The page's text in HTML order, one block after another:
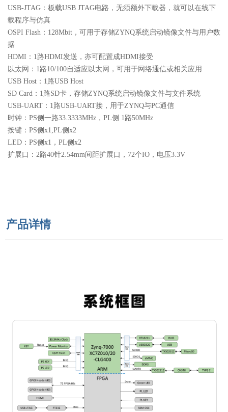
USB-JTAG：板载USB JTAG电路，无须额外下载器，就可以在线下
载程序与仿真
OSPI Flash：128Mbit，可用于存储ZYNQ系统启动镜像文件与用户数
据
HDMI：1路HDMI发送，亦可配置成HDMI接受
以太网：1路10/100自适应以太网，可用于网络通信或相关应用
USB Host：1路USB Host
SD Card：1路SD卡，存储ZYNQ系统启动镜像文件与文件系统
USB-UART：1路USB-UART接，用于ZYNQ与PC通信
时钟：PS侧一路33.3333MHz，PL侧 1路50MHz
按键：PS侧x1,PL侧x2
LED：PS侧x1，PL侧x2
扩展口：2路40针2.54mm间距扩展口，72个IO，电压3.3V
产品详情